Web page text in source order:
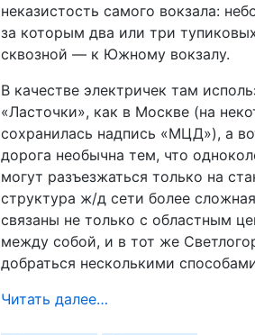
неказистость самого вокзала:
за которым два или три
сквозной — к Южному вокзалу.
В качестве электричек там
«Ласточки», как в Москве (на
сохранилась надпись «МЦД»), а
дорога необычна тем, что
могут разъезжаться только на
структура ж/д сети более
связаны не только с областным
между собой, и в тот же
добраться несколькими
Читать далее…